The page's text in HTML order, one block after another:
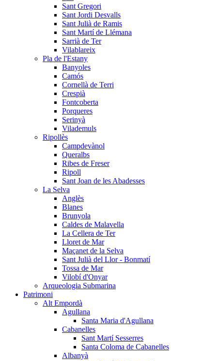
Sant Gregori
Sant Jordi Desvalls
Sant Julià de Ramis
Sant Martí de Llémana
Sarrià de Ter
Vilablareix
Pla de l'Estany
Banyoles
Camós
Cornellà de Terri
Crespià
Fontcoberta
Porqueres
Serinyà
Vilademuls
Ripollès
Campdevànol
Queralbs
Ribes de Freser
Ripoll
Sant Joan de les Abadesses
La Selva
Anglès
Blanes
Brunyola
Caldes de Malavella
La Cellera de Ter
Lloret de Mar
Maçanet de la Selva
Sant Julià del Llor - Bonmatí
Tossa de Mar
Vilobí d'Onyar
Arqueologia Submarina
Patrimoni
Alt Empordà
Agullana
Santa Maria d'Agullana
Cabanelles
Sant Martí Sesserres
Santa Coloma de Cabanelles
Albanyà